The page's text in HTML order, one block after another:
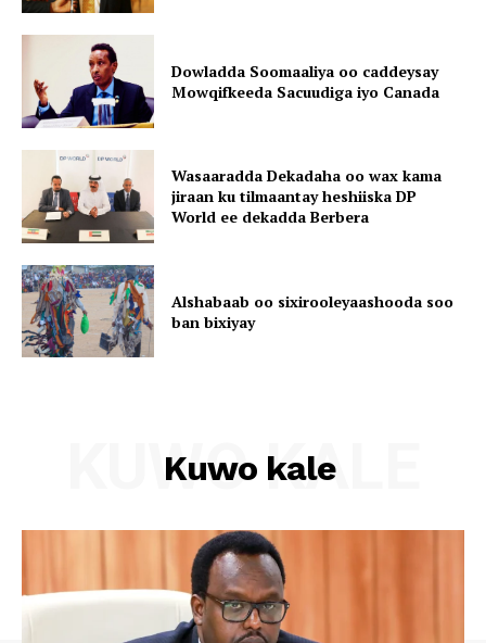
Dowladda Soomaaliya oo caddeysay
Mowqifkeeda Sacuudiga iyo Canada
Wasaaradda Dekadaha oo wax kama
jiraan ku tilmaantay heshiiska DP
World ee dekadda Berbera
Alshabaab oo sixirooleyaashooda soo
ban bixiyay
Kuwo kale
KUWO KALE